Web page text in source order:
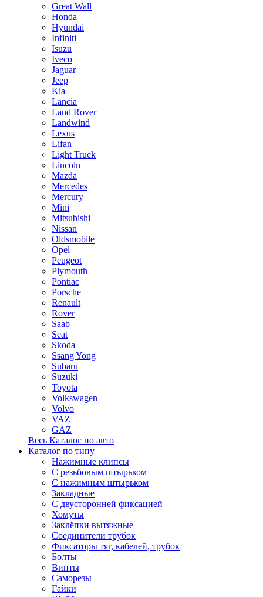
Great Wall
Honda
Hyundai
Infiniti
Isuzu
Iveco
Jaguar
Jeep
Kia
Lancia
Land Rover
Landwind
Lexus
Lifan
Light Truck
Lincoln
Mazda
Mercedes
Mercury
Mini
Mitsubishi
Nissan
Oldsmobile
Opel
Peugeot
Plymouth
Pontiac
Porsche
Renault
Rover
Saab
Seat
Skoda
Ssang Yong
Subaru
Suzuki
Toyota
Volkswagen
Volvo
VAZ
GAZ
Весь Каталог по авто
Каталог по типу
Нажимные клипсы
С резьбовым штырьком
С нажимным штырьком
Закладные
С двусторонней фиксацией
Хомуты
Заклёпки вытяжные
Соединители трубок
Фиксаторы тяг, кабелей, трубок
Болты
Винты
Саморезы
Гайки